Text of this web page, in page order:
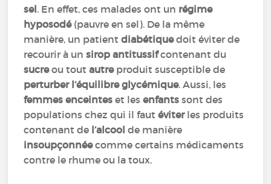
sel. En effet, ces malades ont un régime
hyposodé (pauvre en sel). De la même
manière, un patientdiabétiquedoit éviter de
recourir à unsirop antitussifcontenant du
sucreou toutautre produit susceptible de
perturber l’équilibre glycémique. Aussi, les
femmes enceinteset lesenfantssont des
populations chez qui il fautéviter les produits
contenant de l’alcoolde manière
insoupçonnéecomme certains médicaments
contre le rhume ou la toux.